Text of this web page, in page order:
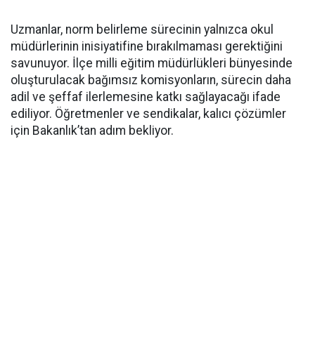
Uzmanlar, norm belirleme sürecinin yalnızca okul
müdürlerinin inisiyatifine bırakılmaması gerektiğini
savunuyor. İlçe milli eğitim müdürlükleri bünyesinde
oluşturulacak bağımsız komisyonların, sürecin daha
adil ve şeffaf ilerlemesine katkı sağlayacağı ifade
ediliyor. Öğretmenler ve sendikalar, kalıcı çözümler
için Bakanlık’tan adım bekliyor.